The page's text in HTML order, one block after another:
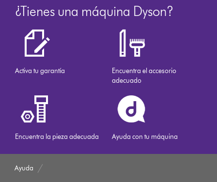
¿Tienes una máquina Dyson?
Activa tu garantía
Encuentra el accesorio
adecuado
Encuentra la pieza adecuada Ayuda con tu máquina
Ayuda